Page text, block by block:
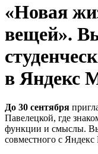
«Новая
вещей».
в Яндекс
До 30 сентября
Павелецкой, где
функции и смыслы.
совместного с